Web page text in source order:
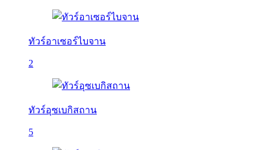
ทัวร์อาเซอร์ไบจาน
2
ทัวร์อุซเบกิสถาน
5